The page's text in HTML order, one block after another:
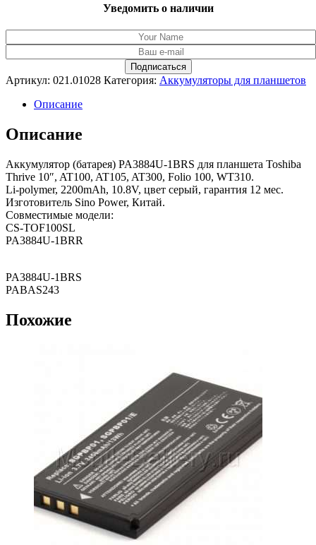
Уведомить о наличии
Артикул: 021.01028 Категория: Аккумуляторы для планшетов
Описание
Описание
Аккумулятор (батарея) PA3884U-1BRS для планшета Toshiba
Thrive 10″, AT100, AT105, AT300, Folio 100, WT310.
Li-polymer, 2200mAh, 10.8V, цвет серый, гарантия 12 мес.
Изготовитель Sino Power, Китай.
Совместимые модели:
CS-TOF100SL
PA3884U-1BRR
PA3884U-1BRS
PABAS243
Похожие